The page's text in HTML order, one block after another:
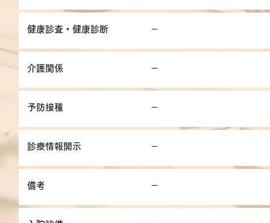
健康診査・健康診断 －
介護関係 －
予防接種 －
診療情報開示 －
備考 －